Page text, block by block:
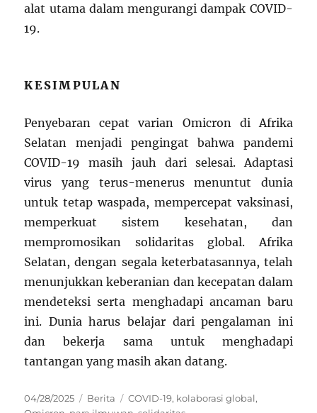
alat utama dalam mengurangi dampak COVID-
19.
KESIMPULAN
Penyebaran cepat varian Omicron di Afrika
Selatan menjadi pengingat bahwa pandemi
COVID-19 masih jauh dari selesai. Adaptasi
virus yang terus-menerus menuntut dunia
untuk tetap waspada, mempercepat vaksinasi,
memperkuat sistem kesehatan, dan
mempromosikan solidaritas global. Afrika
Selatan, dengan segala keterbatasannya, telah
menunjukkan keberanian dan kecepatan dalam
mendeteksi serta menghadapi ancaman baru
ini. Dunia harus belajar dari pengalaman ini
dan bekerja sama untuk menghadapi
tantangan yang masih akan datang.
Posted
04/28/2025 Categories
Berita Tags
COVID-19, kolaborasi global,